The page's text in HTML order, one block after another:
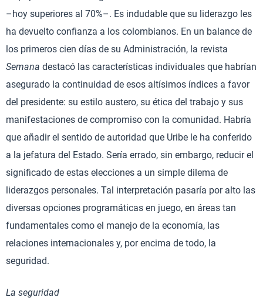
–hoy superiores al 70%–. Es indudable que su liderazgo les
ha devuelto confianza a los colombianos. En un balance de
los primeros cien días de su Administración, la revista
Semana destacó las características individuales que habrían
asegurado la continuidad de esos altísimos índices a favor
del presidente: su estilo austero, su ética del trabajo y sus
manifestaciones de compromiso con la comunidad. Habría
que añadir el sentido de autoridad que Uribe le ha conferido
a la jefatura del Estado. Sería errado, sin embargo, reducir el
significado de estas elecciones a un simple dilema de
liderazgos personales. Tal interpretación pasaría por alto las
diversas opciones programáticas en juego, en áreas tan
fundamentales como el manejo de la economía, las
relaciones internacionales y, por encima de todo, la
seguridad.
La seguridad